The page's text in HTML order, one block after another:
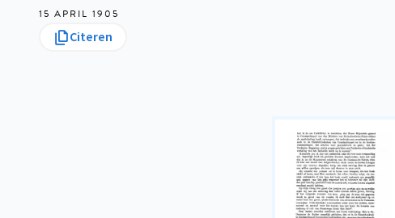
15 APRIL 1905
Citeren